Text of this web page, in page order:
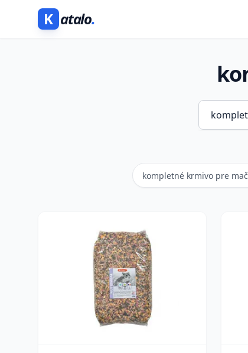
K atalo.
kompletné krmivo pre